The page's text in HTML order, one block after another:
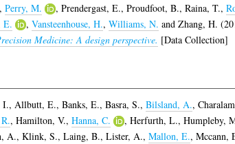
, Perry, M. , Prendergast, E., Proudfoot, B., Raina, T.,
E. , Vansteenhouse, H., Williams, N. and Zhang, H.
Medicine: A design perspective. [Data Collection]
I., Allbutt, E., Banks, E., Basra, S., Bilsland, A.,
, Hamilton, V., Hanna, C. , Herfurth, L., Humpleby,
A., Klink, S., Laing, B., Lister, A., Mallon, E., Mccann,